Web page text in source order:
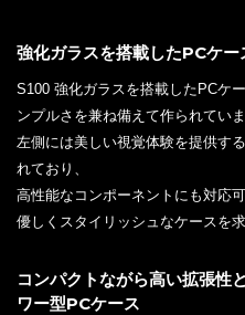
強化ガラスを搭載したPCケー
S100 強化ガラスを搭載したPCケ
ンプルさを兼ね備えて作られていま
左側には美しい視覚体験を提供す
れており、
高性能なコンポーネントにも対応
優しくスタイリッシュなケースを
コンパクトながら高い拡張性
ワー型PCケース